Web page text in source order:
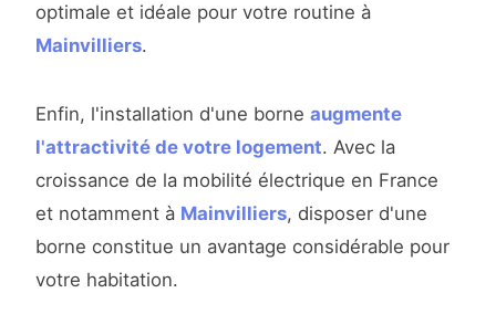
optimale et idéale pour votre routine à
Mainvilliers.
Enfin, l'installation d'une borne augmente
l'attractivité de votre logement. Avec la
croissance de la mobilité électrique en France
et notamment à Mainvilliers, disposer d'une
borne constitue un avantage considérable pour
votre habitation.